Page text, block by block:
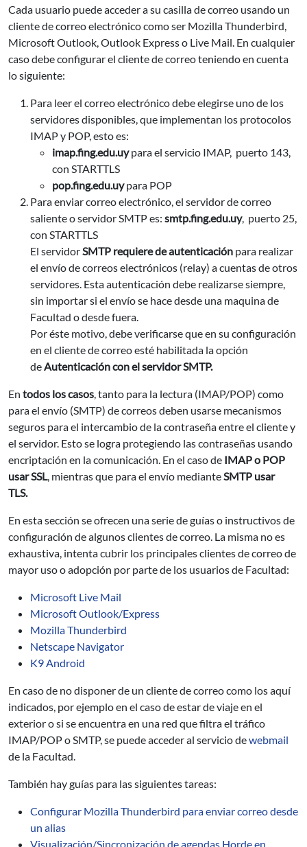
Cada usuario puede acceder a su casilla de correo usando un
cliente de correo electrónico como ser Mozilla Thunderbird,
Microsoft Outlook, Outlook Express o Live Mail. En cualquier
caso debe configurar el cliente de correo teniendo en cuenta
lo siguiente:
Para leer el correo electrónico debe elegirse uno de los
servidores disponibles, que implementan los protocolos
IMAP y POP, esto es:
imap.fing.edu.uypara el servicio IMAP, puerto 143,
con STARTTLS
pop.fing.edu.uypara POP
Para enviar correo electrónico, el servidor de correo
saliente o servidor SMTP es: smtp.fing.edu.uy, puerto 25,
con STARTTLS
El servidorSMTP requiere de autenticación para realizar
el envío de correos electrónicos (relay) a cuentas de otros
servidores. Esta autenticación debe realizarse siempre,
sin importar si el envío se hace desde una maquina de
Facultad o desde fuera.
Por éste motivo, debe verificarse que en su configuración
en el cliente de correo esté habilitada la opción
deAutenticación con el servidor SMTP.
En todos los casos, tanto para la lectura (IMAP/POP) como
para el envío (SMTP) de correos deben usarse mecanismos
seguros para el intercambio de la contraseña entre el cliente y
el servidor. Esto se logra protegiendo las contraseñas usando
encriptación en la comunicación. En el caso de IMAP o POP
usar SSL, mientras que para el envío medianteSMTP usar
TLS.
En esta sección se ofrecen una serie de guías o instructivos de
configuración de algunos clientes de correo. La misma no es
exhaustiva, intenta cubrir los principales clientes de correo de
mayor uso o adopción por parte de los usuarios de Facultad:
Microsoft Live Mail
Microsoft Outlook/Express
Mozilla Thunderbird
Netscape Navigator
K9 Android
En caso de no disponer de un cliente de correo como los aquí
indicados, por ejemplo en el caso de estar de viaje en el
exterior o si se encuentra en una red que filtra el tráfico
IMAP/POP o SMTP, se puede acceder al servicio dewebmail
de la Facultad.
También hay guías para las siguientes tareas:
Configurar Mozilla Thunderbird para enviar correo desde
un alias
Visualización/Sincronización de agendas Horde en